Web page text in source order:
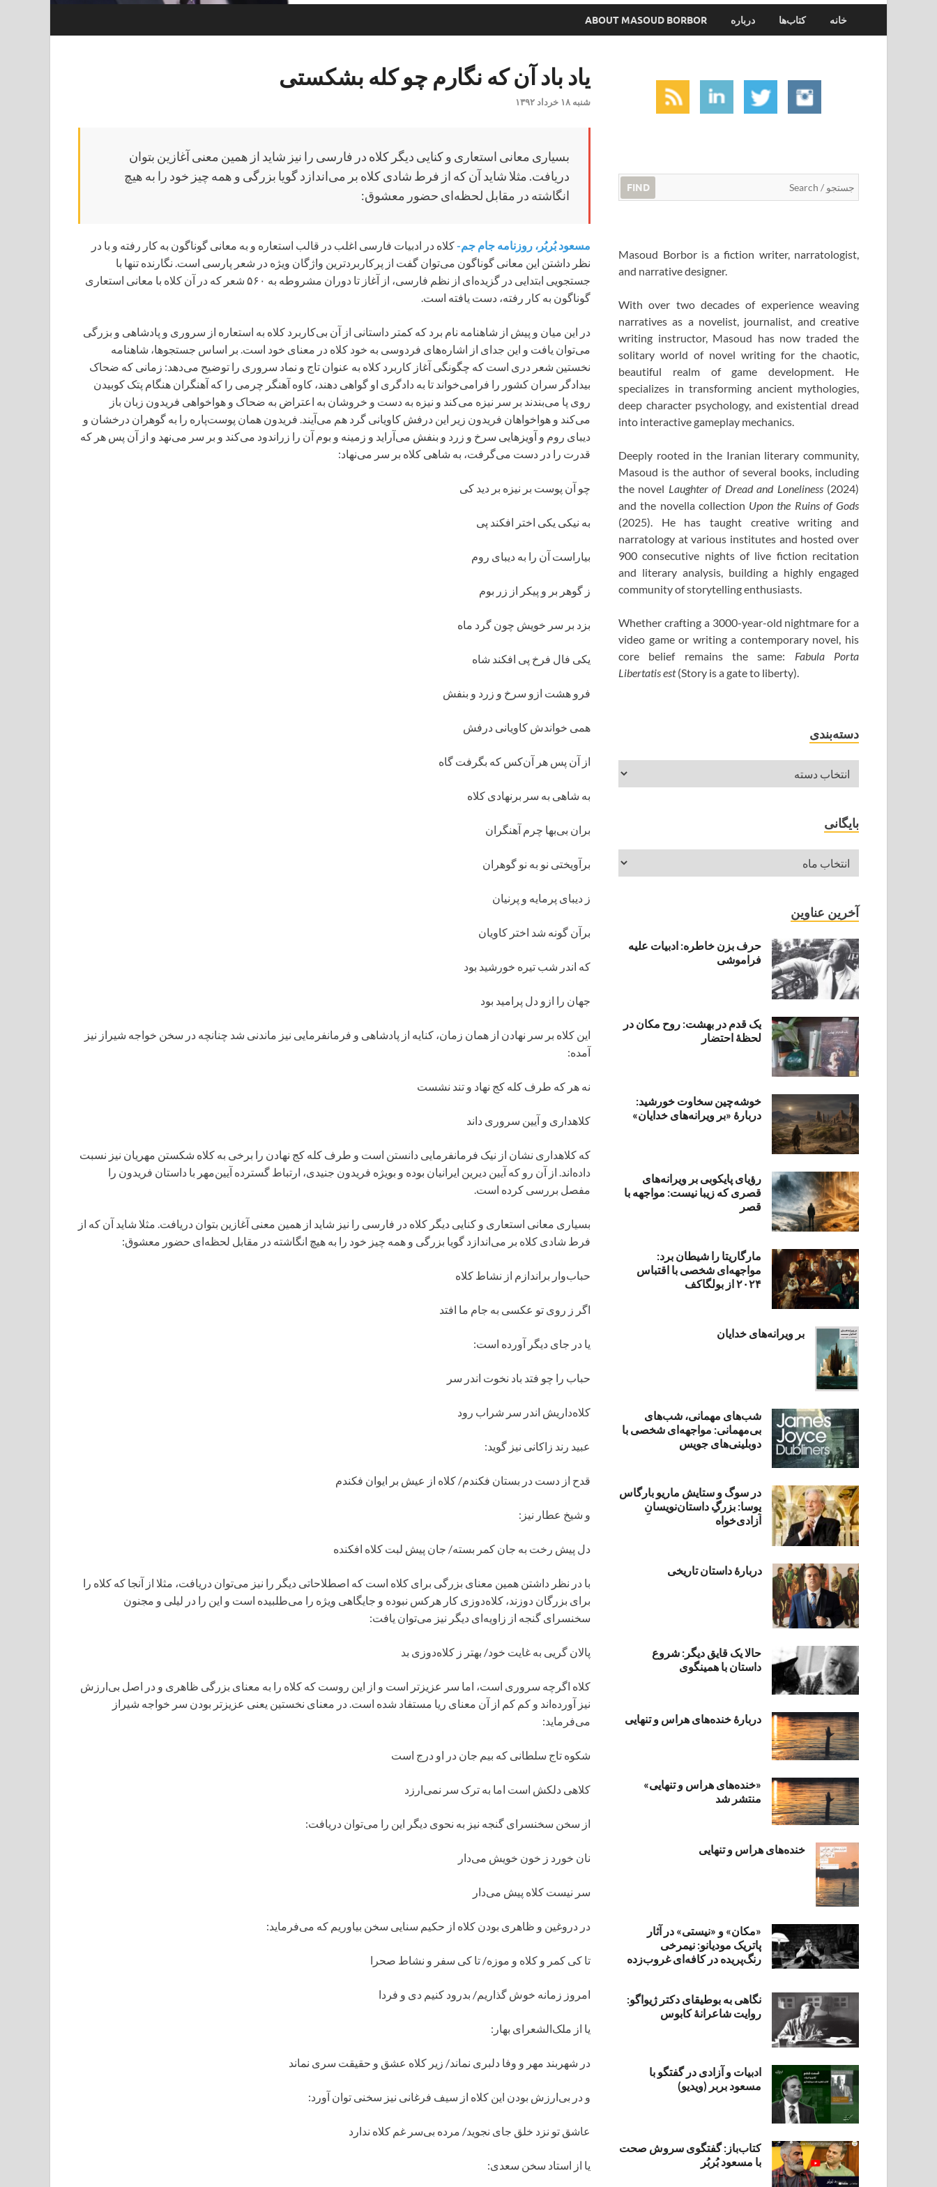
خانه کتاب‌ها درباره ABOUT MASOUD BORBOR
یاد باد آن که نگارم چو کله بشکستی
شنبه ۱۸ خرداد ۱۳۹۲
بسیاری معانی استعاری و کنایی دیگر کلاه در فارسی را نیز شاید از همین معنی آغازین بتوان
دریافت. مثلا شاید آن که از فرط شادی کلاه بر می‌اندازد گویا بزرگی و همه چیز خود را به هیچ
انگاشته در مقابل لحظه‌ای حضور معشوق:
مسعود بُربُر، روزنامه جام جم-کلاه در ادبیات فارسی اغلب در قالب استعاره و به معانی گوناگون به کار رفته و با در
نظر داشتن این معانی گونا‌گون می‌توان گفت از پرکاربردترین واژگان ویژه در شعر پارسی است. نگارنده تنها با
جستجویی ابتدایی در گزیده‌ای از نظم فارسی، از آغاز تا دوران مشروطه به ۵۶۰ شعر که در آن کلاه با معانی استعاری
گوناگون به کار رفته‌، دست یافته است.
در این میان و پیش از شاهنامه نام برد که کمتر داستانی از آن بی‌کاربرد کلاه به استعاره از سروری و پادشاهی و بزرگی
می‌توان یافت و این جدای از اشاره‌های فردوسی به خود کلاه در معنای خود است. بر اساس جستجوها، شاهنامه
نخستین شعر دری است که چگونگی آغاز کاربرد کلاه به عنوان تاج و نماد سروری را توضیح می‌دهد: زمانی که ضحاک
بیدادگر سران کشور را فرامی‌خواند تا به دادگری او گواهی دهند، کاوه آهنگر چرمی را که آهنگران هنگام پتک کوبیدن
روی پا می‌بندند بر سر نیزه می‌کند و نیزه به دست و خروشان به اعتراض به ضحاک و هواخواهی فریدون زبان باز
می‌کند و هواخواهان فریدون زیر این درفش کاویانی گرد هم می‌آیند. فریدون همان پوست‌پاره را به گوهران درخشان و
دیبای روم و آویزهایی سرخ و زرد و بنفش می‌آراید و زمینه و بوم آن را زراندود می‌کند و بر سر می‌نهد و از آن پس هر که
قدرت را در دست می‌گرفت، به شاهی کلاه بر سر می‌نهاد:
چو آن پوست بر نیزه بر دید کی
به نیکی یکی اختر افکند پی
بیاراست آن را به دیبای روم
ز گوهر بر و پیکر از زر بوم
بزد بر سر خویش چون گرد ماه
یکی فال فرخ پی افکند شاه
فرو هشت ازو سرخ و زرد و بنفش
همی خواندش کاویانی درفش
از آن پس هر آن‌کس که بگرفت گاه
به شاهی به سر برنهادی کلاه
بران بی‌بها چرم آهنگران
برآویختی نو به نو گوهران
ز دیبای پرمایه و پرنیان
برآن گونه شد اختر کاویان
که اندر شب تیره خورشید بود
جهان را ازو دل پرامید بود
این کلاه بر سر نهادن از همان زمان، کنایه از پادشاهی و فرمانفرمایی نیز ماندنی شد چنانچه در سخن خواجه شیراز نیز
آمده:
نه هر که طرف کله کج نهاد و تند نشست
کلاهداری و آیین سروری داند
که کلاهداری نشان از نیک فرمانفرمایی دانستن است و طرف کله کج نهادن را برخی به کلاه شکستن مهریان نیز نسبت
داده‌اند. از آن رو که آیین دیرین ایرانیان بوده و بویژه فریدون جنیدی، ارتباط گسترده آیین‌مهر با داستان فریدون را
مفصل بررسی کرده است.
بسیاری معانی استعاری و کنایی دیگر کلاه در فارسی را نیز شاید از همین معنی آغازین بتوان دریافت. مثلا شاید آن که از
فرط شادی کلاه بر می‌اندازد گویا بزرگی و همه چیز خود را به هیچ انگاشته در مقابل لحظه‌ای حضور معشوق:
حباب‌وار براندازم از نشاط کلاه
اگر ز روی تو عکسی به جام ما افتد
یا در جای دیگر آورده است:
حباب را چو فتد باد نخوت اندر سر
کلاه‌داریش اندر سر شراب رود
عبید رند زاکانی نیز گوید:
قدح از دست در بستان فکندم/ کلاه از عیش بر ایوان فکندم
و شیخ عطار نیز:
دل پیش رخت به جان کمر بسته/ جان پیش لبت کلاه افکنده
با در نظر داشتن همین معنای بزرگی برای کلاه است که اصطلاحاتی دیگر را نیز می‌توان دریافت، مثلا از آنجا که کلاه را
برای بزرگان دوزند، کلاه‌دوزی کار هرکس نبوده و جایگاهی ویژه را می‌طلبیده است و این را در لیلی و مجنون
سخنسرای گنجه از زاویه‌ای دیگر نیز می‌توان یافت:
پالان‌ گریی به غایت خود/ بهتر ز کلاه‌دوزی بد
کلاه اگرچه سروری است، اما سر عزیزتر است و از این روست که کلاه را به معنای بزرگی ظاهری و در اصل بی‌ارزش
نیز آورده‌اند و کم کم از آن معنای ریا مستفاد شده است. در معنای نخستین یعنی عزیزتر بودن سر خواجه شیراز
می‌فرماید:
شکوه تاج سلطانی که بیم جان در او درج است
کلاهی دلکش است اما به ترک سر نمی‌ارزد
از سخن سخنسرای گنجه نیز به نحوی دیگر این را می‌توان دریافت:
نان خورد ز خون خویش می‌دار
سر نیست کلاه پیش می‌دار
در دروغین و ظاهری بودن کلاه از حکیم سنایی سخن بیاوریم که می‌فرماید:
تا کی کمر و کلاه و موزه/ تا کی سفر و نشاط صحرا
امروز زمانه خوش گذاریم/ بدرود کنیم دی و فردا
یا از ملک‌الشعرای بهار:
در شهربند مهر و وفا دلبری نماند/ زیر کلاه عشق و حقیقت سری نماند
و در بی‌ارزش بودن این کلاه از سیف فرغانی نیز سخنی توان آورد:
عاشق تو نزد خلق جای نجوید/ مرده بی‌سر غم کلاه ندارد
یا از استاد سخن سعدی:
FIND
Masoud Borbor is a fiction writer, narratologist,
and narrative designer.
With over two decades of experience weaving
narratives as a novelist, journalist, and creative
writing instructor, Masoud has now traded the
solitary world of novel writing for the chaotic,
beautiful realm of game development. He
specializes in transforming ancient mythologies,
deep character psychology, and existential dread
into interactive gameplay mechanics.
Deeply rooted in the Iranian literary community,
Masoud is the author of several books, including
the novel Laughter of Dread and Loneliness(2024)
and the novella collection Upon the Ruins of Gods
(2025). He has taught creative writing and
narratology at various institutes and hosted over
900 consecutive nights of live fiction recitation
and literary analysis, building a highly engaged
community of storytelling enthusiasts.
Whether crafting a 3000-year-old nightmare for a
video game or writing a contemporary novel, his
core belief remains the same: Fabula Porta
Libertatis est(Story is a gate to liberty).
دسته‌بندی
بایگانی
آخرین عناوین
حرف بزن خاطره: ادبیات علیه
فراموشی
یک قدم در بهشت: روح مکان در
لحظهٔ احتضار
خوشه‌چین سخاوت خورشید:
دربارهٔ «بر ویرانه‌های خدایان»
رؤیای پایکوبی بر ویرانه‌های
قصری که زیبا نیست: مواجهه با
قصر
مارگاریتا را شیطان برد:
مواجهه‌ای شخصی با اقتباس
۲۰۲۴ از بولگاکف
بر ویرانه‌های خدایان
شب‌های مهمانی، شب‌های
بی‌مهمانی: مواجهه‌ای شخصی با
دوبلینی‌های جویس
در سوگ و ستایش ماریو بارگاس
یوسا: بزرگِ داستان‌نویسانِ
آزادی‌خواه
دربارۀ داستان تاریخی
حالا یک قایق دیگر: شروع
داستان با همینگوی
دربارهٔ خنده‌های هراس و تنهایی
«خنده‌های هراس و تنهایی»
منتشر شد
خنده‌های هراس و تنهایی
«مکان» و «نیستی» در آثار
پاتریک مودیانو: نیمرخی
رنگ‌پریده در کافه‌ای غروب‌زده
نگاهی به بوطیقای دکتر ژیواگو:
روایت شاعرانۀ کابوس
ادبیات و آزادی در گفتگو با
مسعود بربر (ویدیو)
کتاب‌باز: گفتگوی سروش صحت
با مسعود بُربُر